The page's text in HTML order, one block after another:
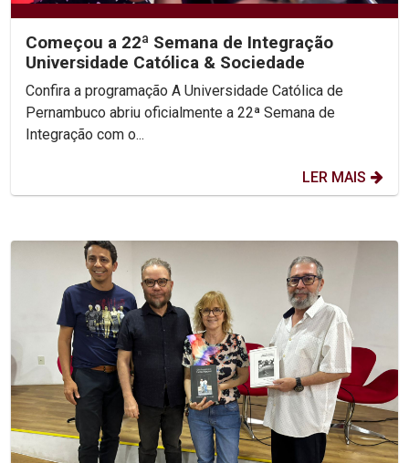
Começou a 22ª Semana de Integração
Universidade Católica & Sociedade
Confira a programação A Universidade Católica de
Pernambuco abriu oficialmente a 22ª Semana de
Integração com o...
LER MAIS